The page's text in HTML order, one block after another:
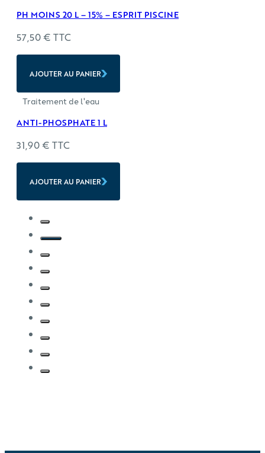
PH MOINS 20 L – 15% – ESPRIT PISCINE
57,50€ TTC
AJOUTER AU PANIER
Traitement de l'eau
ANTI-PHOSPHATE 1 L
31,90€ TTC
AJOUTER AU PANIER